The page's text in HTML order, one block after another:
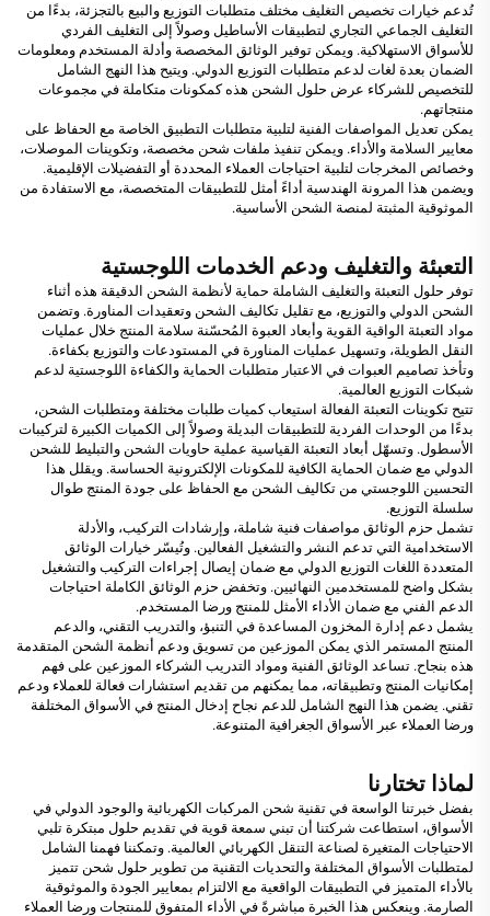
تُدعم خيارات تخصيص التغليف مختلف متطلبات التوزيع والبيع بالتجزئة، بدءًا من
التغليف الجماعي التجاري لتطبيقات الأساطيل وصولاً إلى التغليف الفردي
للأسواق الاستهلاكية. ويمكن توفير الوثائق المخصصة وأدلة المستخدم ومعلومات
الضمان بعدة لغات لدعم متطلبات التوزيع الدولي. ويتيح هذا النهج الشامل
للتخصيص للشركاء عرض حلول الشحن هذه كمكونات متكاملة في مجموعات
منتجاتهم.
يمكن تعديل المواصفات الفنية لتلبية متطلبات التطبيق الخاصة مع الحفاظ على
معايير السلامة والأداء. ويمكن تنفيذ ملفات شحن مخصصة، وتكوينات الموصلات،
وخصائص المخرجات لتلبية احتياجات العملاء المحددة أو التفضيلات الإقليمية.
ويضمن هذا المرونة الهندسية أداءً أمثل للتطبيقات المتخصصة، مع الاستفادة من
الموثوقية المثبتة لمنصة الشحن الأساسية.
التعبئة والتغليف ودعم الخدمات اللوجستية
توفر حلول التعبئة والتغليف الشاملة حماية لأنظمة الشحن الدقيقة هذه أثناء
الشحن الدولي والتوزيع، مع تقليل تكاليف الشحن وتعقيدات المناورة. وتضمن
مواد التعبئة الواقية القوية وأبعاد العبوة المُحسّنة سلامة المنتج خلال عمليات
النقل الطويلة، وتسهيل عمليات المناورة في المستودعات والتوزيع بكفاءة.
وتأخذ تصاميم العبوات في الاعتبار متطلبات الحماية والكفاءة اللوجستية لدعم
شبكات التوزيع العالمية.
تتيح تكوينات التعبئة الفعالة استيعاب كميات طلبات مختلفة ومتطلبات الشحن،
بدءًا من الوحدات الفردية للتطبيقات البديلة وصولاً إلى الكميات الكبيرة لتركيبات
الأسطول. وتسهّل أبعاد التعبئة القياسية عملية حاويات الشحن والتبليط للشحن
الدولي مع ضمان الحماية الكافية للمكونات الإلكترونية الحساسة. ويقلل هذا
التحسين اللوجستي من تكاليف الشحن مع الحفاظ على جودة المنتج طوال
سلسلة التوزيع.
تشمل حزم الوثائق مواصفات فنية شاملة، وإرشادات التركيب، والأدلة
الاستخدامية التي تدعم النشر والتشغيل الفعالين. وتُيسّر خيارات الوثائق
المتعددة اللغات التوزيع الدولي مع ضمان إيصال إجراءات التركيب والتشغيل
بشكل واضح للمستخدمين النهائيين. وتخفض حزم الوثائق الكاملة احتياجات
الدعم الفني مع ضمان الأداء الأمثل للمنتج ورضا المستخدم.
يشمل دعم إدارة المخزون المساعدة في التنبؤ، والتدريب التقني، والدعم
المنتج المستمر الذي يمكن الموزعين من تسويق ودعم أنظمة الشحن المتقدمة
هذه بنجاح. تساعد الوثائق الفنية ومواد التدريب الشركاء الموزعين على فهم
إمكانيات المنتج وتطبيقاته، مما يمكنهم من تقديم استشارات فعالة للعملاء ودعم
تقني. يضمن هذا النهج الشامل للدعم نجاح إدخال المنتج في الأسواق المختلفة
ورضا العملاء عبر الأسواق الجغرافية المتنوعة.
لماذا تختارنا
بفضل خبرتنا الواسعة في تقنية شحن المركبات الكهربائية والوجود الدولي في
الأسواق، استطاعت شركتنا أن تبني سمعة قوية في تقديم حلول مبتكرة تلبي
الاحتياجات المتغيرة لصناعة التنقل الكهربائي العالمية. وتمكننا فهمنا الشامل
لمتطلبات الأسواق المختلفة والتحديات التقنية من تطوير حلول شحن تتميز
بالأداء المتميز في التطبيقات الواقعية مع الالتزام بمعايير الجودة والموثوقية
الصارمة. وينعكس هذا الخبرة مباشرةً في الأداء المتفوق للمنتجات ورضا العملاء